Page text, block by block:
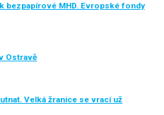
bezpapírové MHD. Evropské fondy
Ostravě
Velká žranice se vrací už